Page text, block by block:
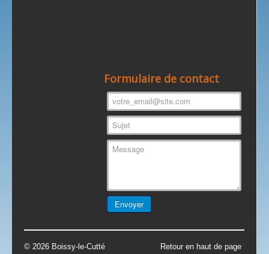
Formulaire de contact
Retour en haut de page
© 2026 Boissy-le-Cutté